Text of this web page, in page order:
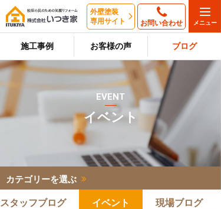
外壁塗装
専用サイト
お問い合わせ
施工事例 お客様の声 ブログ
EVENT
イベント
カテゴリーを選ぶ
スタッフブログ イベント 現場ブログ